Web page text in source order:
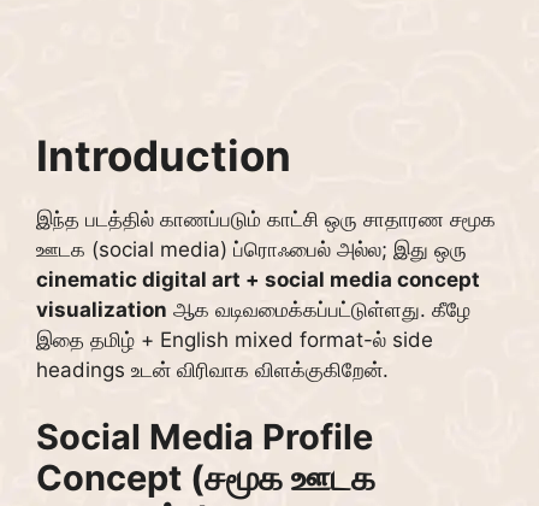
Introduction
இந்த படத்தில் காணப்படும் காட்சி ஒரு சாதாரண சமூக
ஊடக (social media) ப்ரொஃபைல் அல்ல; இது ஒரு
cinematic digital art + social media concept
visualization ஆக வடிவமைக்கப்பட்டுள்ளது. கீழே
இதை தமிழ் + English mixed format-ல் side
headings உடன் விரிவாக விளக்குகிறேன்.
Social Media Profile
Concept (சமூக ஊடக